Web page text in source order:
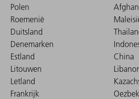
Polen
Roemenië
Duitsland
Denemarken
Estland
Litouwen
Letland
Frankrijk
China